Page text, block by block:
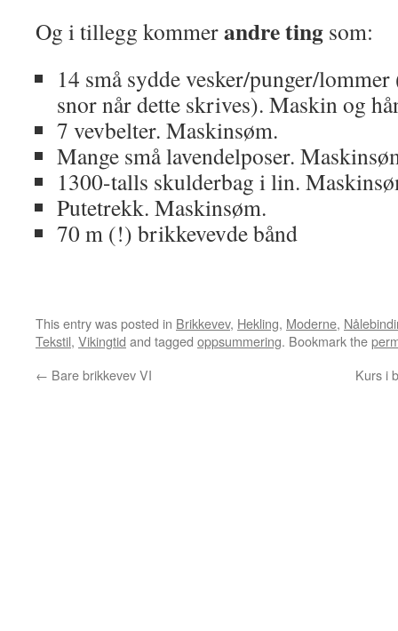
Og i tillegg kommerandre ting som:
14 små sydde vesker/punger/
snor når dette skrives). Maskin og
7 vevbelter. Maskinsøm.
Mange små lavendelposer.
1300-talls skulderbag i lin.
Putetrekk. Maskinsøm.
70 m (!) brikkevevde bånd
This entry was posted in Brikkevev, Hekling, Moderne,
Tekstil, Vikingtid and tagged oppsummering. Bookmark the
← Bare brikkevev VI Kurs i